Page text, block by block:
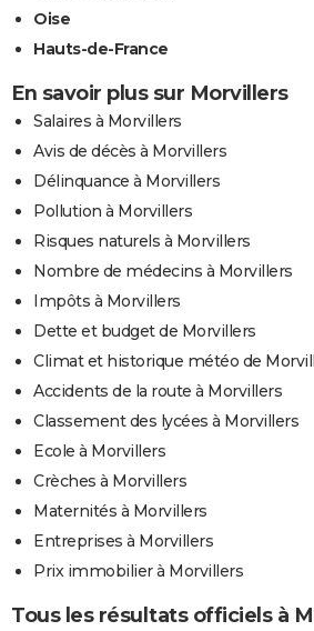
Oise
Hauts-de-France
En savoir plus sur Morvillers
Salaires à Morvillers
Avis de décès à Morvillers
Délinquance à Morvillers
Pollution à Morvillers
Risques naturels à Morvillers
Nombre de médecins à Morvillers
Impôts à Morvillers
Dette et budget de Morvillers
Climat et historique météo de
Accidents de la route à Morvillers
Classement des lycées à Morvillers
Ecole à Morvillers
Crèches à Morvillers
Maternités à Morvillers
Entreprises à Morvillers
Prix immobilier à Morvillers
Tous les résultats officiels à